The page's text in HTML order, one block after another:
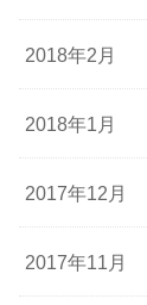
2018年2月
2018年1月
2017年12月
2017年11月